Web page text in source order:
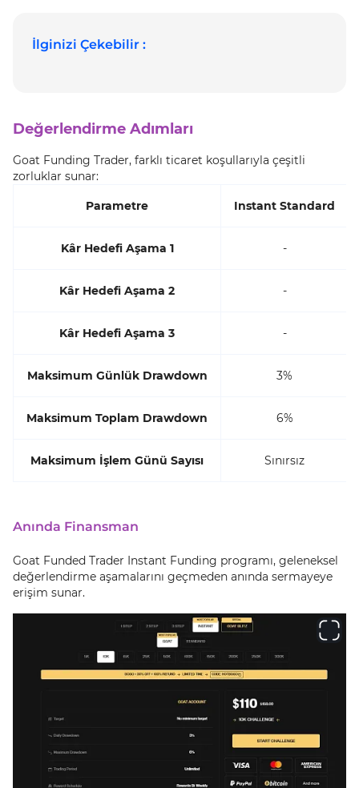
İlginizi Çekebilir :
Değerlendirme Adımları
Goat Funding Trader, farklı ticaret koşullarıyla çeşitli
zorluklar sunar:
Parametre Instant Standard
Kâr Hedefi Aşama 1 -
Kâr Hedefi Aşama 2 -
Kâr Hedefi Aşama 3 -
Maksimum Günlük Drawdown 3%
Maksimum Toplam Drawdown 6%
Maksimum İşlem Günü Sayısı Sınırsız
Anında Finansman
Goat Funded Trader Instant Funding programı, geleneksel
değerlendirme aşamalarını geçmeden anında sermayeye
erişim sunar.